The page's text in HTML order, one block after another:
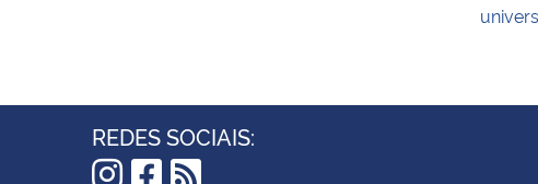
REDES SOCIAIS: